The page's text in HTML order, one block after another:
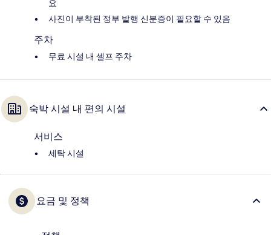
요
사진이 부착된 정부 발행 신분증이 필요할 수 있음
주차
무료 시설 내 셀프 주차
숙박 시설 내 편의 시설
서비스
세탁 시설
요금 및 정책